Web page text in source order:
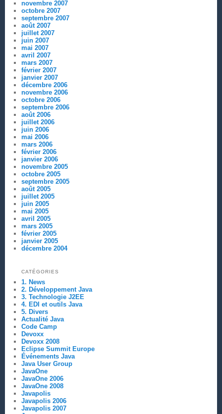
novembre 2007
octobre 2007
septembre 2007
août 2007
juillet 2007
juin 2007
mai 2007
avril 2007
mars 2007
février 2007
janvier 2007
décembre 2006
novembre 2006
octobre 2006
septembre 2006
août 2006
juillet 2006
juin 2006
mai 2006
mars 2006
février 2006
janvier 2006
novembre 2005
octobre 2005
septembre 2005
août 2005
juillet 2005
juin 2005
mai 2005
avril 2005
mars 2005
février 2005
janvier 2005
décembre 2004
CATÉGORIES
1. News
2. Développement Java
3. Technologie J2EE
4. EDI et outils Java
5. Divers
Actualité Java
Code Camp
Devoxx
Devoxx 2008
Eclipse Summit Europe
Événements Java
Java User Group
JavaOne
JavaOne 2006
JavaOne 2008
Javapolis
Javapolis 2006
Javapolis 2007